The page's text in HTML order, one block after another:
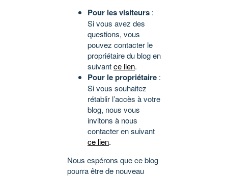
Pour les visiteurs :
Si vous avez des
questions, vous
pouvez contacter le
propriétaire du blog en
suivantce lien.
Pour le propriétaire :
Si vous souhaitez
rétablir l’accès à votre
blog, nous vous
invitons à nous
contacter en suivant
ce lien.
Nous espérons que ce blog
pourra être de nouveau